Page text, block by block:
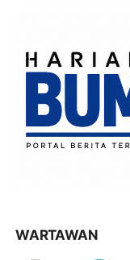
WARTAWAN